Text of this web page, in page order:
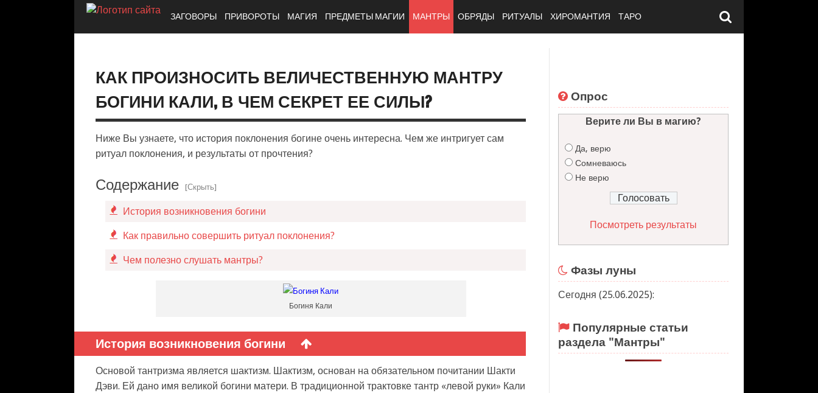
ЗАГОВОРЫ ПРИВОРОТЫ МАГИЯ ПРЕДМЕТЫ МАГИИ МАНТРЫ ОБРЯДЫ РИТУАЛЫ ХИРОМАНТИЯ ТАРО
КАК ПРОИЗНОСИТЬ ВЕЛИЧЕСТВЕННУЮ МАНТРУ
БОГИНИ КАЛИ, В ЧЕМ СЕКРЕТ ЕЕ СИЛЫ?
Ниже Вы узнаете, что история поклонения богине очень интересна. Чем же интригует сам
ритуал поклонения, и результаты от прочтения?
Содержание [Скрыть]
История возникновения богини
Как правильно совершить ритуал поклонения?
Чем полезно слушать мантры?
Богиня Кали
История возникновения богини
Основой тантризма является шактизм. Шактизм, основан на обязательном почитании Шакти
Дэви. Ей дано имя великой богини матери. В традиционной трактовке тантр «левой руки» Кали
Опрос
Верите ли Вы в магию?
Да, верю
Сомневаюсь
Не верю
Посмотреть результаты
Фазы луны
Сегодня (25.06.2025):
Популярные статьи
раздела "Мантры"